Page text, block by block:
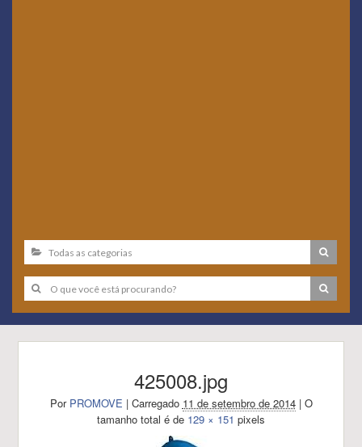
425008.jpg
Por PROMOVE | Carregado 11 de setembro de 2014 |O
tamanho total é de 129 × 151 pixels